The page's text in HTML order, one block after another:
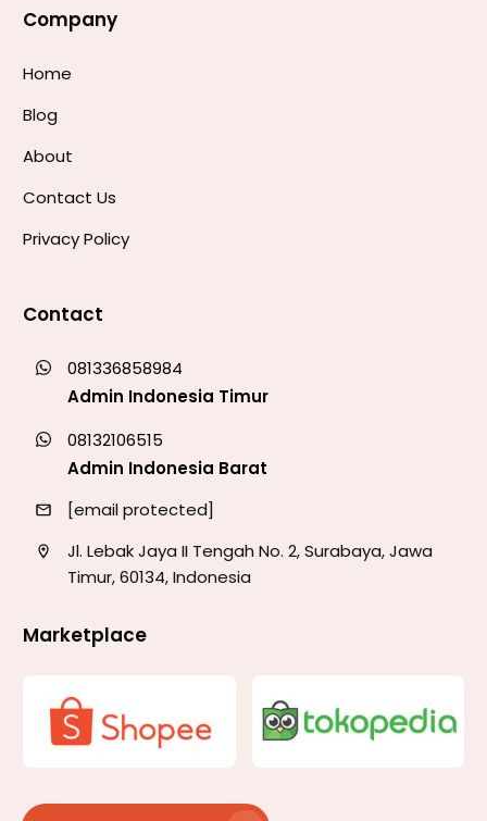
Company
Home
Blog
About
Contact Us
Privacy Policy
Contact
081336858984
Admin Indonesia Timur
08132106515
Admin Indonesia Barat
[email protected]
Jl. Lebak Jaya II Tengah No. 2, Surabaya, Jawa
Timur, 60134, Indonesia
Marketplace